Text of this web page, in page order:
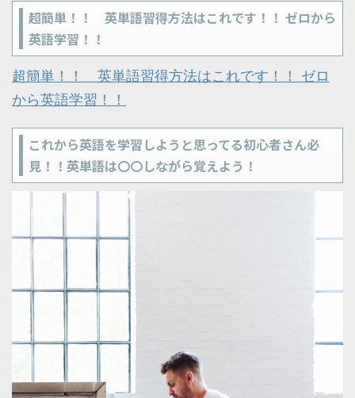
超簡単！！ 英単語習得方法はこれです！！ ゼロから
英語学習！！
超簡単！！ 英単語習得方法はこれです！！ ゼロ
から英語学習！！
これから英語を学習しようと思ってる初心者さん必
見！！英単語は〇〇しながら覚えよう！